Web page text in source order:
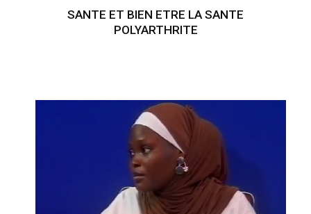
SANTE ET BIEN ETRE LA SANTE
POLYARTHRITE